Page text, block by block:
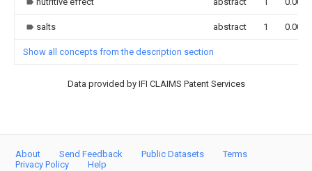
salts abstract 1 0.000
Show all concepts from the description section
Data provided by IFI CLAIMS Patent Services
About Send Feedback Public Datasets
Terms
Privacy Policy
Help